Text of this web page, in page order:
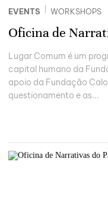
EVENTS WORKSHOPS
Oficina de
Lugar Comum é um
capital humano da
apoio da Fundação
questionamento e as...